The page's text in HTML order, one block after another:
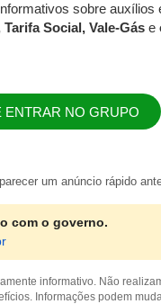
sobre auxílios
Social, Vale-Gás e
ENTRAR NO GRUPO
um anúncio rápido
com o governo.
informativo. Não
Informações podem